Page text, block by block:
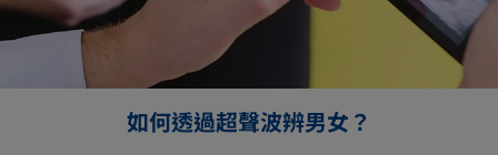
如何透過超聲波辨男女？